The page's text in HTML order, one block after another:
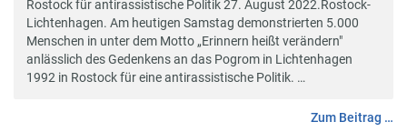
Rostock für antirassistische Politik 27. August 2022.Rostock-
Lichtenhagen. Am heutigen Samstag demonstrierten 5.000
Menschen in unter dem Motto „Erinnern heißt verändern"
anlässlich des Gedenkens an das Pogrom in Lichtenhagen
1992 in Rostock für eine antirassistische Politik. …
Zum Beitrag …